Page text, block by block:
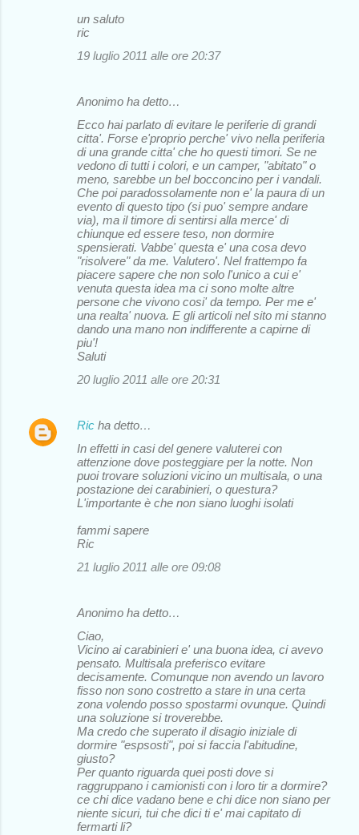
un saluto
ric
19 luglio 2011 alle ore 20:37
Anonimo ha detto…
Ecco hai parlato di evitare le periferie di grandi
citta'. Forse e'proprio perche' vivo nella periferia
di una grande citta' che ho questi timori. Se ne
vedono di tutti i colori, e un camper, "abitato" o
meno, sarebbe un bel bocconcino per i vandali.
Che poi paradossolamente non e' la paura di un
evento di questo tipo (si puo' sempre andare
via), ma il timore di sentirsi alla merce' di
chiunque ed essere teso, non dormire
spensierati. Vabbe' questa e' una cosa devo
"risolvere" da me. Valutero'. Nel frattempo fa
piacere sapere che non solo l'unico a cui e'
venuta questa idea ma ci sono molte altre
persone che vivono cosi' da tempo. Per me e'
una realta' nuova. E gli articoli nel sito mi stanno
dando una mano non indifferente a capirne di
piu'!
Saluti
20 luglio 2011 alle ore 20:31
Ric ha detto…
In effetti in casi del genere valuterei con
attenzione dove posteggiare per la notte. Non
puoi trovare soluzioni vicino un multisala, o una
postazione dei carabinieri, o questura?
L'importante è che non siano luoghi isolati
fammi sapere
Ric
21 luglio 2011 alle ore 09:08
Anonimo ha detto…
Ciao,
Vicino ai carabinieri e' una buona idea, ci avevo
pensato. Multisala preferisco evitare
decisamente. Comunque non avendo un lavoro
fisso non sono costretto a stare in una certa
zona volendo posso spostarmi ovunque. Quindi
una soluzione si troverebbe.
Ma credo che superato il disagio iniziale di
dormire "espsosti", poi si faccia l'abitudine,
giusto?
Per quanto riguarda quei posti dove si
raggruppano i camionisti con i loro tir a dormire?
ce chi dice vadano bene e chi dice non siano per
niente sicuri, tui che dici ti e' mai capitato di
fermarti li?